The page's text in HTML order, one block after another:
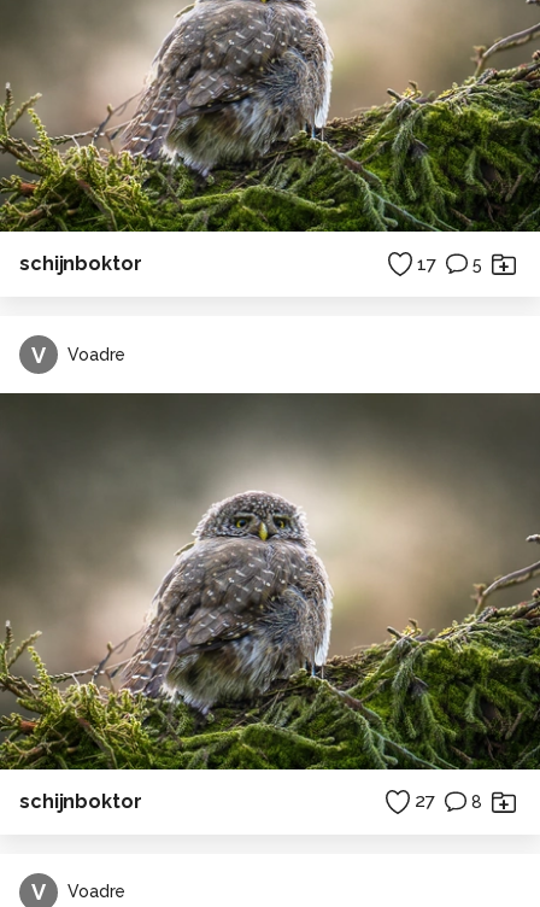
schijnboktor 17 5
V Voadre
schijnboktor 27 8
V Voadre